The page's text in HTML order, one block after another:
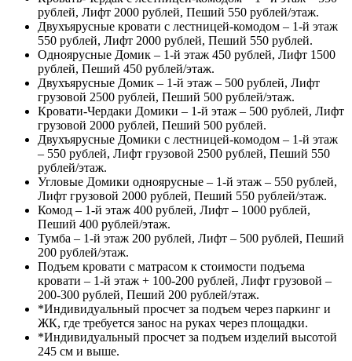
рублей, Лифт 2000 рублей, Пеший 550 рублей/этаж.
Двухъярусные кровати с лестницей-комодом – 1-й этаж
550 рублей, Лифт 2000 рублей, Пеший 550 рублей.
Одноярусные Домик – 1-й этаж 450 рублей, Лифт 1500
рублей, Пеший 450 рублей/этаж.
Двухъярусные Домик – 1-й этаж – 500 рублей, Лифт
грузовой 2500 рублей, Пеший 500 рублей/этаж.
Кровати-Чердаки Домики – 1-й этаж – 500 рублей, Лифт
грузовой 2000 рублей, Пеший 500 рублей.
Двухъярусные Домики с лестницей-комодом – 1-й этаж
– 550 рублей, Лифт грузовой 2500 рублей, Пеший 550
рублей/этаж.
Угловые Домики одноярусные – 1-й этаж – 550 рублей,
Лифт грузовой 2000 рублей, Пеший 550 рублей/этаж.
Комод – 1-й этаж 400 рублей, Лифт – 1000 рублей,
Пеший 400 рублей/этаж.
Тумба – 1-й этаж 200 рублей, Лифт – 500 рублей, Пеший
200 рублей/этаж.
Подъем кровати с матрасом к стоимости подъема
кровати – 1-й этаж + 100-200 рублей, Лифт грузовой –
200-300 рублей, Пеший 200 рублей/этаж.
*Индивидуальный просчет за подъем через паркинг и
ЖК, где требуется занос на руках через площадки.
*Индивидуальный просчет за подъем изделий высотой
245 см и выше.